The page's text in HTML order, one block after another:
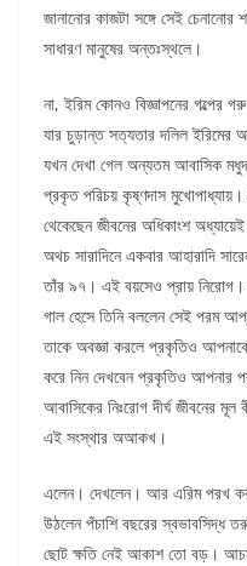
জানানোর কাজটা সঙ্গে সেই
সাধারণ মানুষের অন্তঃস্থলে।
না, ইরিম কোনও বিজ্ঞাপনের গল্পের
যার চুড়ান্ত সত্যতার দলিল ইরিমের
যখন দেখা গেল অন্যতম আবাসিক
প্রকৃত পরিচয় কৃষ্ণদাস
থেকেছেন জীবনের অধিকাংশ
অথচ সারাদিনে একবার আহারাদি
তাঁর ৯৭। এই বয়সেও প্রায়
গাল হেসে তিনি বললেন সেই পরম
তাকে অবজ্ঞা করলে প্রকৃতিও
করে নিন দেখবেন প্রকৃতিও আপনার
আবাসিকের নিঃরোগ দীর্ঘ জীবনের
এই সংস্থার অআকখ।
এলেন। দেখলেন। আর এরিম পরখ
উঠলেন পঁচাশি বছরের স্বভাবসিদ্ধ
ছোট ক্ষতি নেই আকাশ তো বড়।